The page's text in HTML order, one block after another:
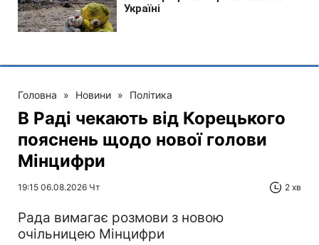
Головна » Новини » Політика
В Раді чекають від Корецького
пояснень щодо нової голови
Мінцифри
19:15 06.08.2026 Чт 2 хв
Рада вимагає розмови з новою
очільницею Мінцифри